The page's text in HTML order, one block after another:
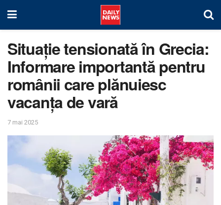
Situație tensionată în Grecia:
Informare importantă pentru
românii care plănuiesc
vacanța de vară
7 mai 2025